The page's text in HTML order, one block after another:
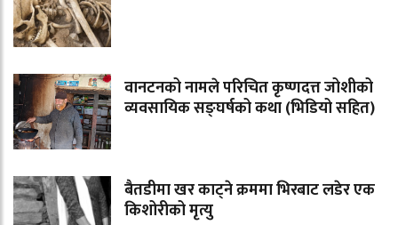
वानटनको नामले परिचित कृष्णदत्त जोशीको
व्यवसायिक सङ्घर्षको कथा (भिडियो सहित)
बैतडीमा खर काट्ने क्रममा भिरबाट लडेर एक
किशोरीको मृत्यु